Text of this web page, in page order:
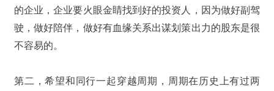
的企业，企业要火眼金睛找到好的投资人，因为做好副驾
驶，做好陪伴，做好有血缘关系出谋划策出力的股东是很
不容易的。
第二，希望和同行一起穿越周期，周期在历史上有过两